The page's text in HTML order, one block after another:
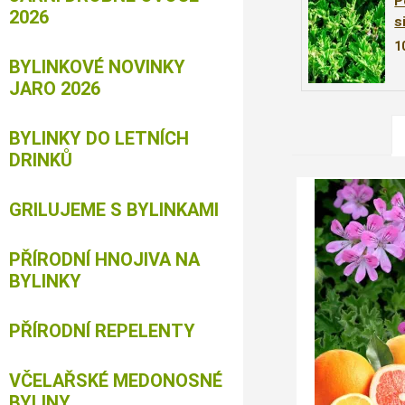
2026
BYLINKOVÉ NOVINKY
JARO 2026
BYLINKY DO LETNÍCH
DRINKŮ
GRILUJEME S BYLINKAMI
PŘÍRODNÍ HNOJIVA NA
BYLINKY
PŘÍRODNÍ REPELENTY
VČELAŘSKÉ MEDONOSNÉ